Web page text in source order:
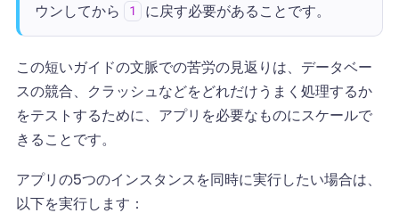
ウンしてから
1 に戻す必要があることです。
この短いガイドの文脈での苦労の見返りは、データベー
スの競合、クラッシュなどをどれだけうまく処理するか
をテストするために、アプリを必要なものにスケールで
きることです。
アプリの5つのインスタンスを同時に実行したい場合は、
以下を実行します：